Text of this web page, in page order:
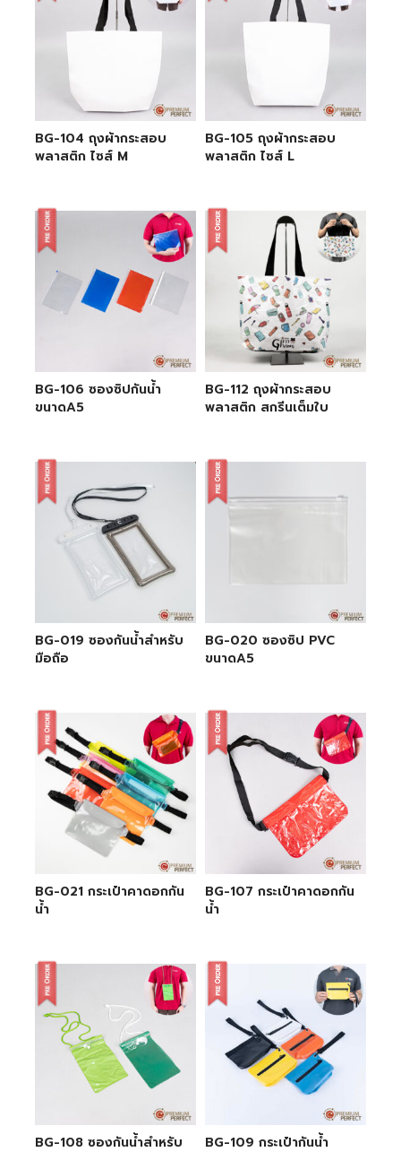
BG-104 ถุงผ้ากระสอบ
พลาสติก ไซส์ M
BG-105 ถุงผ้ากระสอบ
พลาสติก ไซส์ L
BG-106 ซองซิปกันน้ำ
ขนาดA5
BG-112 ถุงผ้ากระสอบ
พลาสติก สกรีนเต็มใบ
BG-019 ซองกันน้ำสำหรับ
มือถือ
BG-020 ซองซิป PVC
ขนาดA5
BG-021 กระเป๋าคาดอกกัน
น้ำ
BG-107 กระเป๋าคาดอกกัน
น้ำ
BG-108 ซองกันน้ำสำหรับ
BG-109 กระเป๋ากันน้ำ